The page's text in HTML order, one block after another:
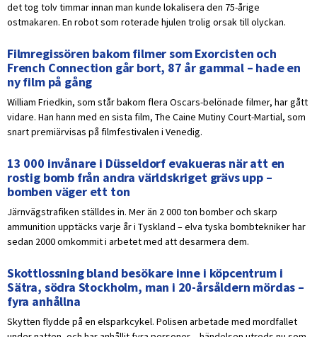
det tog tolv timmar innan man kunde lokalisera den 75-årige
ostmakaren. En robot som roterade hjulen trolig orsak till olyckan.
Filmregissören bakom filmer som Exorcisten och
French Connection går bort, 87 år gammal – hade en
ny film på gång
William Friedkin, som står bakom flera Oscars-belönade filmer, har gått
vidare. Han hann med en sista film, The Caine Mutiny Court-Martial, som
snart premiärvisas på filmfestivalen i Venedig.
13 000 invånare i Düsseldorf evakueras när att en
rostig bomb från andra världskriget grävs upp –
bomben väger ett ton
Järnvägstrafiken ställdes in. Mer än 2 000 ton bomber och skarp
ammunition upptäcks varje år i Tyskland – elva tyska bombtekniker har
sedan 2000 omkommit i arbetet med att desarmera dem.
Skottlossning bland besökare inne i köpcentrum i
Sätra, södra Stockholm, man i 20-årsåldern mördas –
fyra anhållna
Skytten flydde på en elsparkcykel. Polisen arbetade med mordfallet